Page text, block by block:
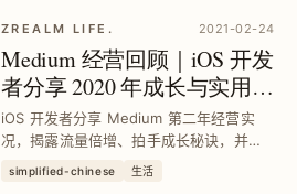
ZREALM LIFE. 2021-02-24
Medium 经营回顾｜iOS 开发
者分享 2020 年成长与实用工
具推荐
iOS 开发者分享 Medium 第二年经营实
况，揭露流量倍增、拍手成长秘诀，并推
荐提升文章质感的 Chrome 扩充功能与备
份策略，助你打造稳定且高效的内容平
simplified-chinese 生活